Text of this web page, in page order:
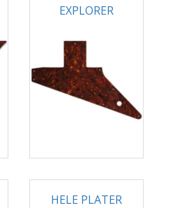
EXPLORER
HELE PLATER